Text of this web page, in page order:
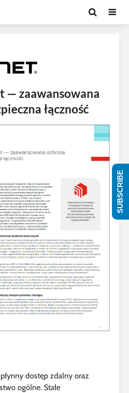
— zaawansowana
łączność
dostęp zdalny oraz
ogólne. Stałe
SUBSCRIBE